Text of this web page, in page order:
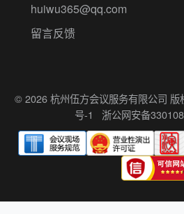
huiwu365@qq.com
留言反馈
© 2026 杭州伍方会议服务有限公司 版
号-1
浙公网安备